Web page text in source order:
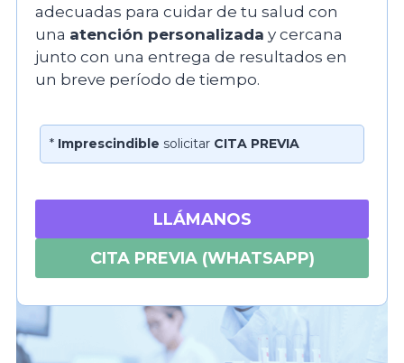
adecuadas para cuidar de tu salud con
una atención personalizada y cercana
junto con una entrega de resultados en
un breve período de tiempo.
* Imprescindible solicitar CITA PREVIA
LLÁMANOS
CITA PREVIA (WHATSAPP)